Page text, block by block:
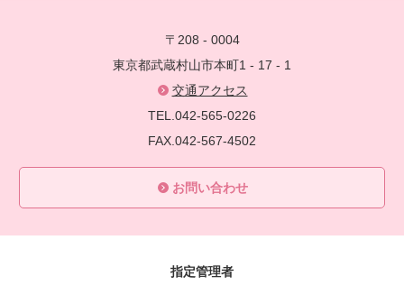
〒208 - 0004
東京都武蔵村山市本町1 - 17 - 1
交通アクセス
TEL.042-565-0226
FAX.042-567-4502
お問い合わせ
指定管理者